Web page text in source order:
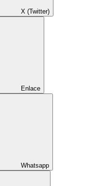
X (Twitter)
Enlace
Whatsapp